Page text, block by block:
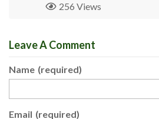
256 Views
Leave A Comment
Name (required)
Email (required)